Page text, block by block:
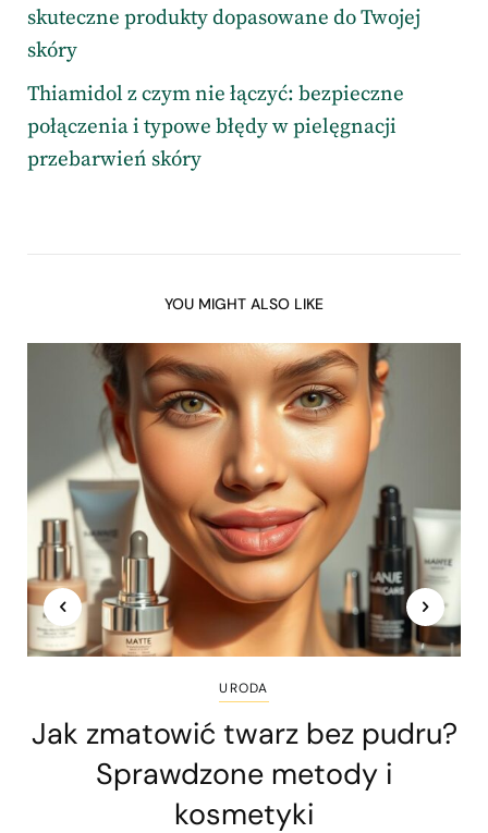
skuteczne produkty dopasowane do Twojej
skóry
Thiamidol z czym nie łączyć: bezpieczne
połączenia i typowe błędy w pielęgnacji
przebarwień skóry
YOU MIGHT ALSO LIKE
URODA
Jak zmatowić twarz bez pudru?
Sprawdzone metody i
kosmetyki